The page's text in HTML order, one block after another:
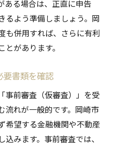
ある場合は、正直に申告
るよう準備しましょう。岡
も併用すれば、さらに有利
があります。
要書類を確認
事前審査（仮審査）」を受
流れが一般的です。岡崎市
希望する金融機関や不動産
みます。事前審査では、